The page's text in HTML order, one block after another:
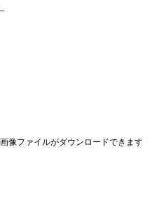
像ファイルがダウンロードできます